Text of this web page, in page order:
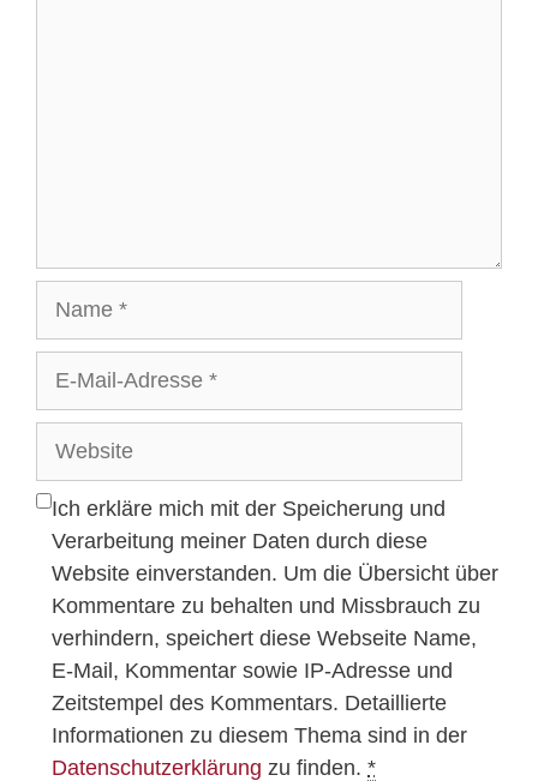
Adresse
Ich erkläre mich mit der Speicherung und
Verarbeitung meiner Daten durch diese
Website einverstanden. Um die Übersicht über
Kommentare zu behalten und Missbrauch zu
verhindern, speichert diese Webseite Name,
E-Mail, Kommentar sowie IP-Adresse und
Zeitstempel des Kommentars. Detaillierte
Informationen zu diesem Thema sind in der
Datenschutzerklärung zu finden. *